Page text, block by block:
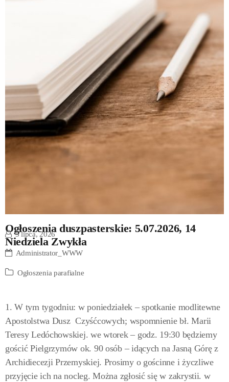
Ogłoszenia duszpasterskie: 5.07.2026, 14
Niedziela Zwykła
5 lipca, 2026
Administrator_WWW
Ogłoszenia parafialne
1. W tym tygodniu: w poniedziałek – spotkanie modlitewne
Apostolstwa Dusz Czyśćcowych; wspomnienie bł. Marii
Teresy Ledóchowskiej. we wtorek – godz. 19:30 będziemy
gościć Pielgrzymów ok. 90 osób – idących na Jasną Górę z
Archidiecezji Przemyskiej. Prosimy o gościnne i życzliwe
przyjęcie ich na nocleg. Można zgłosić się w zakrystii. w